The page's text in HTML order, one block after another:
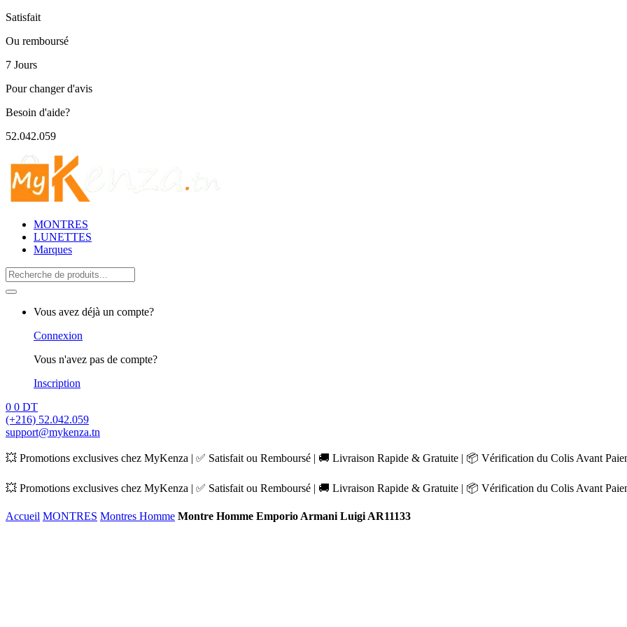
Satisfait
Ou remboursé
7 Jours
Pour changer d'avis
Besoin d'aide?
52.042.059
MONTRES
LUNETTES
Marques
Search
for:
Vous avez déjà un compte?
Connexion
Vous n'avez pas de compte?
Inscription
0 0 DT
(+216) 52.042.059
support@mykenza.tn
💥 Promotions exclusives chez MyKenza | ✅ Satisfait ou Remboursé | 🚚 Livraison Rapide & Gratuite | 📦 Vérification du Colis Avant
💥 Promotions exclusives chez MyKenza | ✅ Satisfait ou Remboursé | 🚚 Livraison Rapide & Gratuite | 📦 Vérification du Colis Avant
Accueil MONTRES Montres Homme Montre Homme Emporio Armani Luigi AR11133